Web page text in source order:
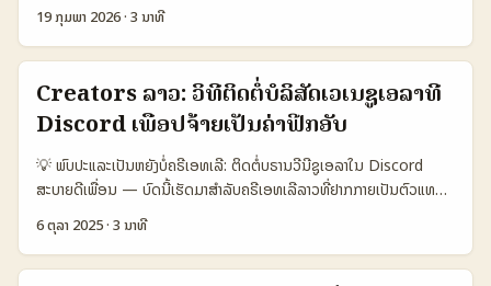
ສຳລັບການສ້າງ community ແບບລຶກຫຼັກ — ແຕ່ການຄົ້ນ “Sweden
Discord creators” ເພື່ອໂປຣໂມຊັນ wellness ມີຈຸດທົດສອບຫຼາຍ: ຈະຫາ
ໃນແນວໃດ, ວິທີຕິດຕໍ່ແບບໃດ, ແລະຈະປ່ຽນກອງກຸ່ມຈາກ activity ເປັນ
adoption ຢ່າງໃດ. ບໍ່ຕ້ອງກັງວົນ — ບົດຄວາມນີ້ຈະແນະນໍາແບບເປັນຂັ້ນຕອນ,
ຈາກການຄົ້ນຫາ creator ຈັກສິບ ການຄວາມກ້າວໜ້າທີ່ຄວນວັດ, ການອອກ
ແບບ Discord server ເພື່ອການຮຽນຮູ້ຜ່ານ narrative ແລະການປັບກະທຳ
ເພື່ອ conversion — ທີ່ສ້າງຜົນດີເປັນລາຍງານ. ຕາມທີ່ Surgence Labs
ແບ່ງປະເທດ, community-driven campaigns ສະແດງຄວາມສໍາເລັດ:
average engagement ~5.2% ແລະ ROI uplift 4×–6× ເມື່ອເປັນ
Discord creators ຈາກ Sweden ບໍ່ແມ່ນແຕ່ການຫາເບິ່ງ follower —
19 ກຸມພາ 2026·3 ນາທີ
Creators ລາວ: ວິທີຕິດຕໍ່ບໍລິສັດເວເນຊູເອລາທີ່
Discord ເພື່ອປຈ້າຍເປັນຄ່າຟີກອັບ
💡 ພົບປະແລະເປັນຫຍັງບໍ່ຄຣີເອທເລີ: ຕິດຕໍ່ບຣານວີນີຊູເອລາໃນ Discord
ສະບາຍດີເພື່ອນ — ບົດນີ້ເຮັດມາສຳລັບຄຣີເອທເລີລາວທີ່ຢາກກາຍເປັນຕົວແທນ
ຮັບໃຈຈາກບຣານວີນີຊູເອລາ (Venezuela) ຜ່ານ Discord ແລະຕົກລົງໃນ
ເງື່ອນໄຂ flat-fee. ບອກກ່ອນວ່າ Discord ບໍ່ແມ່ນແຕ່ແບບເກມ — ມັນເປັນ
ແຊນເຊັນການສ້າງຄວາມສັນຍາກັບ Gen Z ແລະກຸ່ມທີ່ຕ້ອງການການສື່ສານທີ່
6 ຕຸລາ 2025·3 ນາທີ